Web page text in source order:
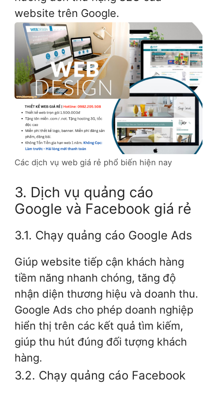
website trên Google.
Các dịch vụ web giá rẻ phổ biến hiện nay
3. Dịch vụ quảng cáo
Google và Facebook giá rẻ
3.1. Chạy quảng cáo Google Ads
Giúp website tiếp cận khách hàng
tiềm năng nhanh chóng, tăng độ
nhận diện thương hiệu và doanh thu.
Google Ads cho phép doanh nghiệp
hiển thị trên các kết quả tìm kiếm,
giúp thu hút đúng đối tượng khách
hàng.
3.2. Chạy quảng cáo Facebook